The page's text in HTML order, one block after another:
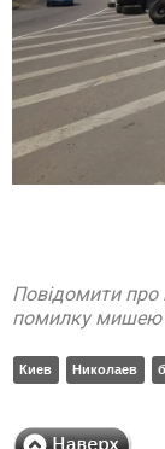
Повідомити про
помилку мишею
Киев Николаев